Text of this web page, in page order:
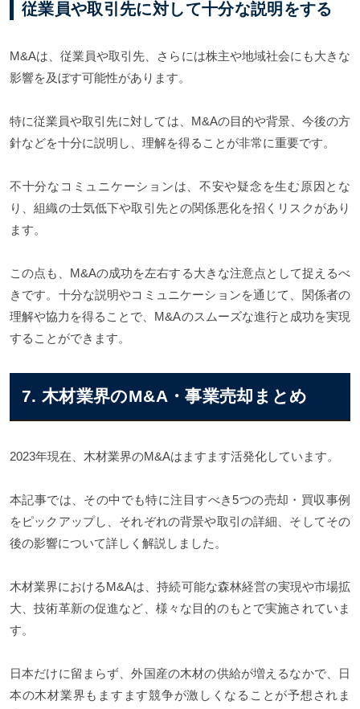
従業員や取引先に対して十分な説明をする
M&Aは、従業員や取引先、さらには株主や地域社会にも大きな
影響を及ぼす可能性があります。
特に従業員や取引先に対しては、M&Aの目的や背景、今後の方
針などを十分に説明し、理解を得ることが非常に重要です。
不十分なコミュニケーションは、不安や疑念を生む原因とな
り、組織の士気低下や取引先との関係悪化を招くリスクがあり
ます。
この点も、M&Aの成功を左右する大きな注意点として捉えるべ
きです。十分な説明やコミュニケーションを通じて、関係者の
理解や協力を得ることで、M&Aのスムーズな進行と成功を実現
することができます。
7. 木材業界のM&A・事業売却まとめ
2023年現在、木材業界のM&Aはますます活発化しています。
本記事では、その中でも特に注目すべき5つの売却・買収事例
をピックアップし、それぞれの背景や取引の詳細、そしてその
後の影響について詳しく解説しました。
木材業界におけるM&Aは、持続可能な森林経営の実現や市場拡
大、技術革新の促進など、様々な目的のもとで実施されていま
す。
日本だけに留まらず、外国産の木材の供給が増えるなかで、日
本の木材業界もますます競争が激しくなることが予想されま